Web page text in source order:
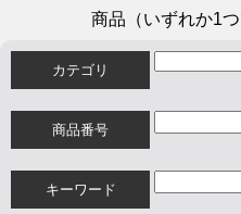
商品（いずれか1
カテゴリ
商品番号
キーワード